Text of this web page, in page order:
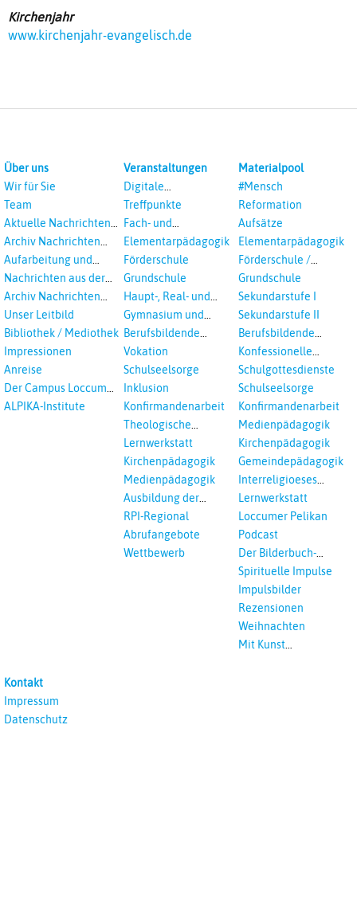
Kirchenjahr
www.kirchenjahr-evangelisch.de
Über uns
Wir für Sie
Team
Aktuelle Nachrichten
aus dem RPI
Archiv Nachrichten
aus dem RPI ab 2018
Aufarbeitung und
Prävention
Landeskirche und EKD
Nachrichten aus der
Landeskirche
Archiv Nachrichten
aus der Landeskirche
Unser Leitbild
Bibliothek / Mediothek
Impressionen
Anreise
Der Campus Loccum
und Loccumer
ALPIKA-Institute
Veranstaltungen
Digitale
Veranstaltungen
Treffpunkte
Fach- und
Studientagungen
Elementarpädagogik
Förderschule
Grundschule
Haupt-, Real- und
Oberschule
Gymnasium und
Gesamtschule
Berufsbildende
Schulen
Vokation
Schulseelsorge
Inklusion
Konfirmandenarbeit
Theologische
Fortbildungen,
Interreligöses Lernen
Lernwerkstatt
Kirchenpädagogik
Medienpädagogik
Ausbildung der
Vikar*innen
RPI-Regional
Abrufangebote
Wettbewerb
Materialpool
#Mensch
Reformation
Aufsätze
Elementarpädagogik
Förderschule /
Inklusion
Grundschule
Sekundarstufe I
Sekundarstufe II
Berufsbildende
Schulen
Konfessionelle
Kooperation
Schulgottesdienste
Schulseelsorge
Konfirmandenarbeit
Medienpädagogik
Kirchenpädagogik
Gemeindepädagogik
Interreligioeses
Lernen
Lernwerkstatt
Loccumer Pelikan
Podcast
Der Bilderbuch-
Podcast
Spirituelle Impulse
Impulsbilder
Rezensionen
Weihnachten
Mit Kunst
Kontakt
Impressum
Datenschutz